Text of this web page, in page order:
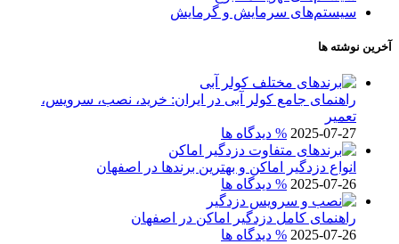
سیستم‌های سرمایش و گرمایش
آخرین نوشته ها
راهنمای جامع کولر آبی در ایران: خرید، نصب، سرویس،
تعمیر
2025-07-27 % دیدگاه ها
انواع دزدگیر اماکن و بهترین برندها در اصفهان
2025-07-26 % دیدگاه ها
راهنمای کامل دزدگیر اماکن در اصفهان
2025-07-26 % دیدگاه ها